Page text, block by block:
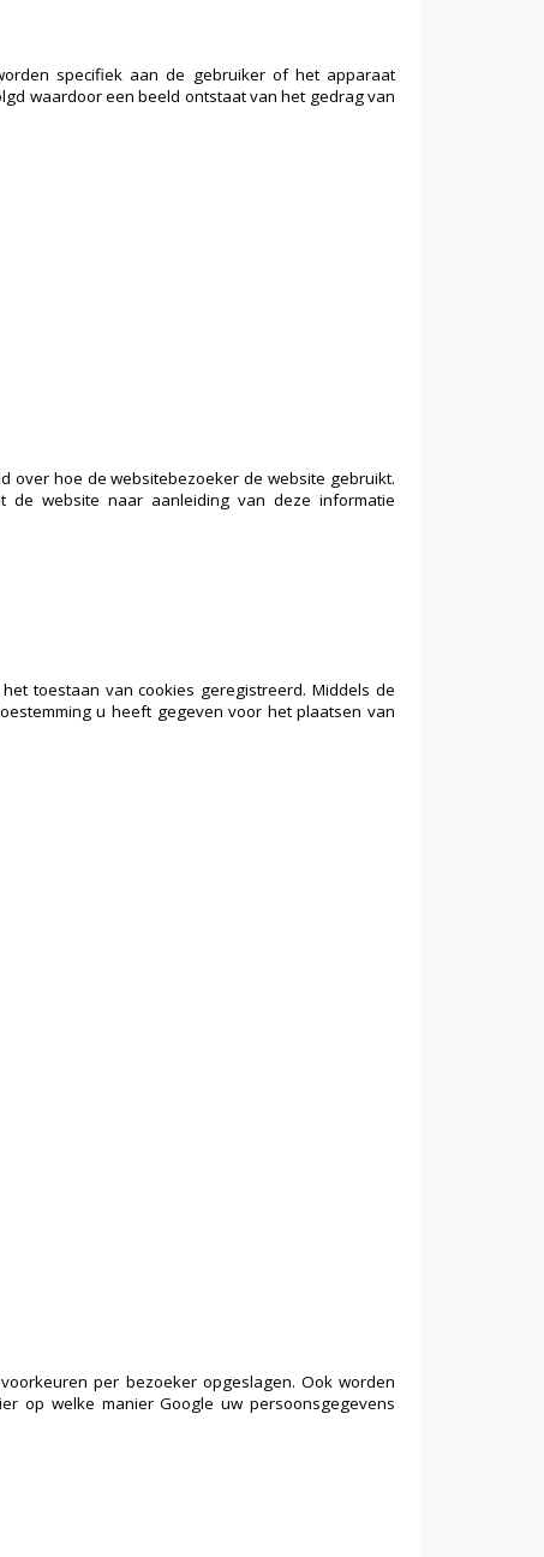
specifiek aan de gebruiker of het apparaat
waardoor een beeld ontstaat van het gedrag van
over hoe de websitebezoeker de website gebruikt.
website naar aanleiding van deze informatie
toestaan van cookies geregistreerd. Middels de
u heeft gegeven voor het plaatsen van
per bezoeker opgeslagen. Ook worden
op welke manier Google uw persoonsgegevens